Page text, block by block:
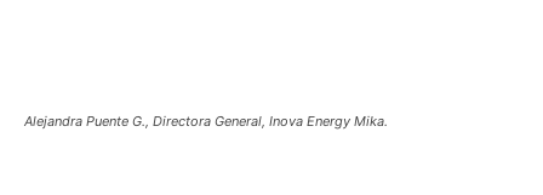
Alejandra Puente G., Directora General, Inova Energy Mika.